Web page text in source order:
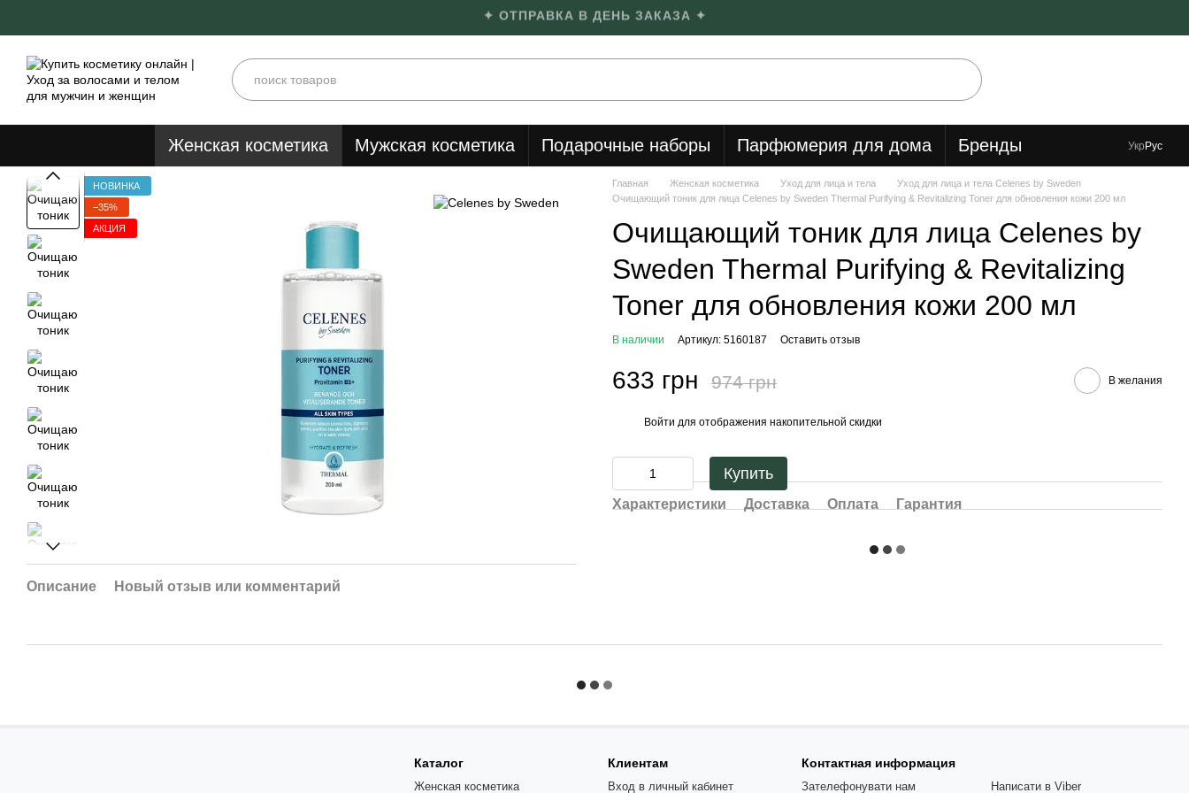
✦ ОТПРАВКА В ДЕНЬ ЗАКАЗА ✦
Женская косметика Мужская косметика Подарочные наборы Парфюмерия для дома Бренды УкрРус
НОВИНКА
−35%
АКЦИЯ
Описание Новый отзыв или комментарий
Главная Женская косметика Уход для лица и тела
Уход для лица и тела Celenes by Sweden
Очищающий тоник для лица Celenes by Sweden Thermal Purifying & Revitalizing Toner для обновления кожи 200 мл
Очищающий тоник для лица Celenes by
Sweden Thermal Purifying & Revitalizing
Toner для обновления кожи 200 мл
В наличии Артикул: 5160187 Оставить отзыв
633 грн 974 грн В желания
Войти для отображения накопительной скидки
Купить
Характеристики Доставка Оплата Гарантия
Каталог
Женская косметика
Клиентам
Вход в личный кабинет
Контактная информация
Зателефонувати нам Написати в Viber